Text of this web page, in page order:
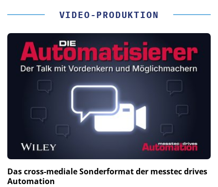
VIDEO-PRODUKTION
Das cross-mediale Sonderformat der messtec drives
Automation